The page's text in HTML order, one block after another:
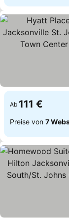
Ab 111 €
Preise von 7